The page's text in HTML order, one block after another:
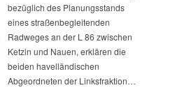
bezüglich des Planungsstands
eines straßenbegleitenden
Radweges an der L 86 zwischen
Ketzin und Nauen, erklären die
beiden havelländischen
Abgeordneten der Linksfraktion…